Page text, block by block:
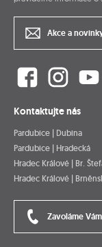
Akce a
Kontaktujte nás
Pardubice | Dubina
Pardubice | Hradecká
Hradec Králové | Br.
Hradec Králové |
Zavoláme Vám